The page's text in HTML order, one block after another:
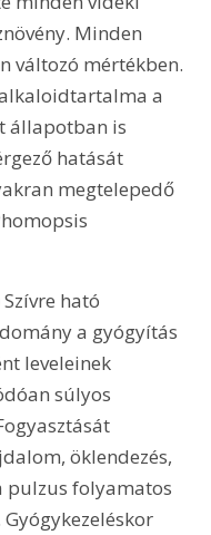
Minden
változó mértékben.
a
állapotban is
hatását
megtelepedő
Szívre ható
a gyógyítás
leveleinek
súlyos
öklendezés,
pulzus folyamatos